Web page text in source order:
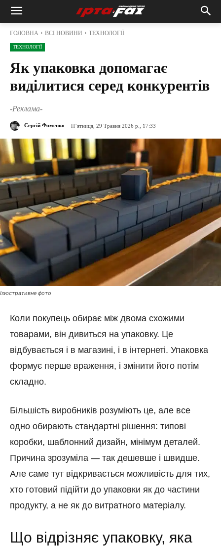
ГОЛОВНА ВСІ НОВИНИ ТЕХНОЛОГІЇ
ТЕХНОЛОГІЇ
Як упаковка допомагає
виділитися серед конкурентів
-Реклама-
Сергій Фоменко П’ятниця, 29 Травня 2026 р., 17:33
Ілюстративне фото
Коли покупець обирає між двома схожими
товарами, він дивиться на упаковку. Це
відбувається і в магазині, і в інтернеті. Упаковка
формує перше враження, і змінити його потім
складно.
Більшість виробників розуміють це, але все
одно обирають стандартні рішення: типові
коробки, шаблонний дизайн, мінімум деталей.
Причина зрозуміла — так дешевше і швидше.
Але саме тут відкривається можливість для тих,
хто готовий підійти до упаковки як до частини
продукту, а не як до витратного матеріалу.
Що відрізняє упаковку, яка